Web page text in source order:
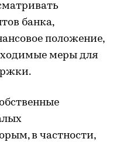
банка,
положение,
меры для
в частности,